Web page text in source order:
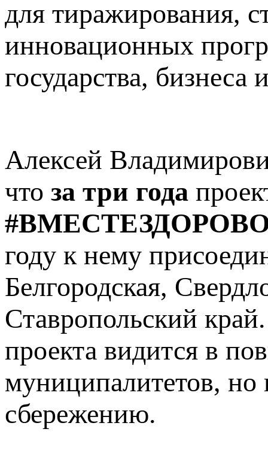
для тиражирования,
инновационных
государства, бизнеса
Алексей
что за три года
году к нему
Белгородская,
Ставропольский
проекта видится в
муниципалитетов, но
сбережению.